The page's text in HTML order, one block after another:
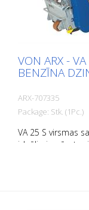
VON ARX -
BENZĪNA
ARX-707335
Package: Stk. (1Pc.)
VA 25 S virsmas
ideāli piemērota
platībām. VA 25
slāpēšanas